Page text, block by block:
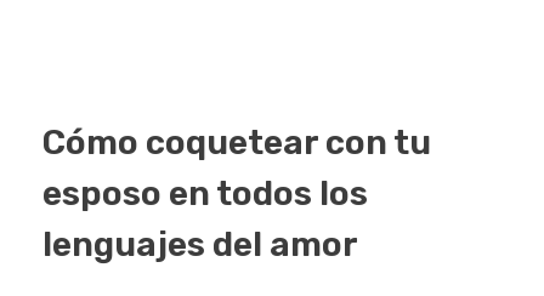
Cómo coquetear con tu
esposo en todos los
lenguajes del amor